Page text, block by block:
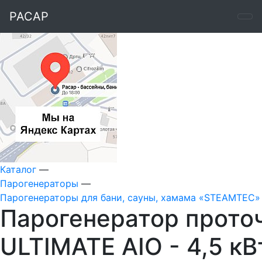
РАСАР
Каталог —
Парогенераторы —
Парогенераторы для бани, сауны, хамама «STEAMTEC»
Парогенератор
ULTIMATE AIO - 4,5